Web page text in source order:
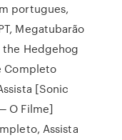
portugues,
Megatubarão
Hedgehog
Completo
[Sonic
O Filme]
Assista